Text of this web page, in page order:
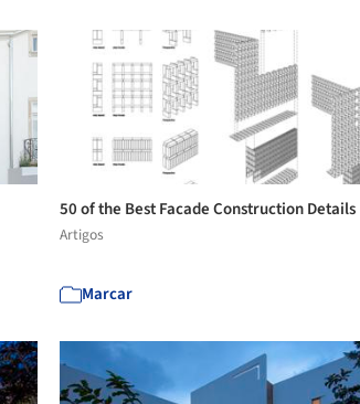
50 of the Best Facade Construction Details
Artigos
Marcar